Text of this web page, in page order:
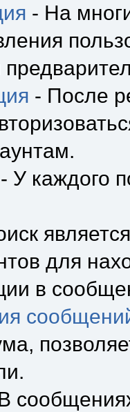
- На
- После
- У каждого
для
в